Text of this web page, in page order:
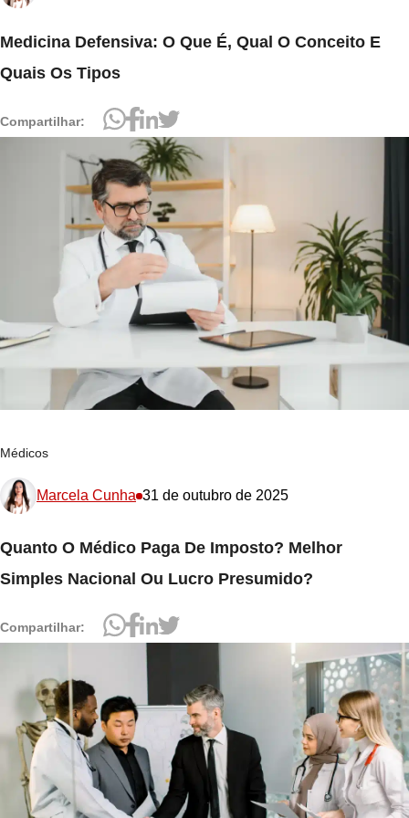
Medicina Defensiva: O Que É, Qual O Conceito E
Quais Os Tipos
Compartilhar:
Médicos
Marcela Cunha 31 de outubro de 2025
Quanto O Médico Paga De Imposto? Melhor
Simples Nacional Ou Lucro Presumido?
Compartilhar: